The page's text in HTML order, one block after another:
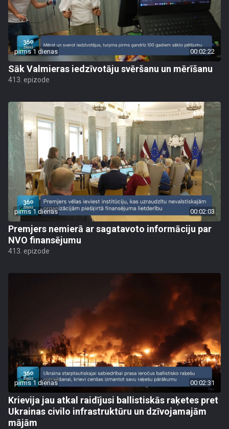
pirms 1 dienas 00:02:22
Sāk Valmieras iedzīvotāju svēršanu un mērīšanu
413. epizode
pirms 1 dienas 00:02:03
Premjers nemierā ar sagatavoto informāciju par
NVO finansējumu
413. epizode
pirms 1 dienas 00:02:31
Krievija jau atkal raidījusi ballistiskās raķetes pret
Ukrainas civilo infrastruktūru un dzīvojamajām
mājām